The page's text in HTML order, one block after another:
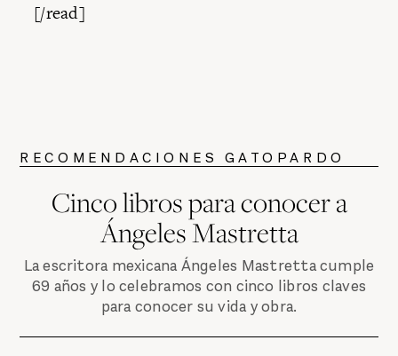
[/read]
RECOMENDACIONES GATOPARDO
Cinco libros para conocer a
Ángeles Mastretta
La escritora mexicana Ángeles Mastretta cumple
69 años y lo celebramos con cinco libros claves
para conocer su vida y obra.